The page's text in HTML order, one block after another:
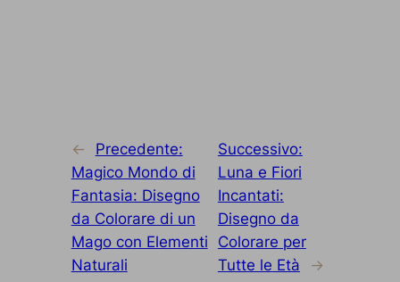
←
Precedente:
Magico Mondo di
Fantasia: Disegno
da Colorare di un
Mago con Elementi
Naturali
Successivo:
Luna e Fiori
Incantati:
Disegno da
Colorare per
Tutte le Età
→